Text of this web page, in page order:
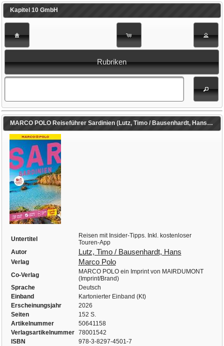
Kapitel 10 GmbH
Rubriken
MARCO POLO Reiseführer Sardinien (Lutz, Timo / Bausenhardt, Hans)
Untertitel
Reisen mit Insider-Tipps. Inkl. kostenloser
Touren-App
Autor
Lutz, Timo / Bausenhardt, Hans
Verlag Marco Polo
Co-Verlag
MARCO POLO ein Imprint von MAIRDUMONT
(Imprint/Brand)
Sprache
Deutsch
Einband
Kartonierter Einband (Kt)
Erscheinungsjahr
2026
Seiten
152 S.
Artikelnummer
50641158
Verlagsartikelnummer
78001542
ISBN
978-3-8297-4501-7